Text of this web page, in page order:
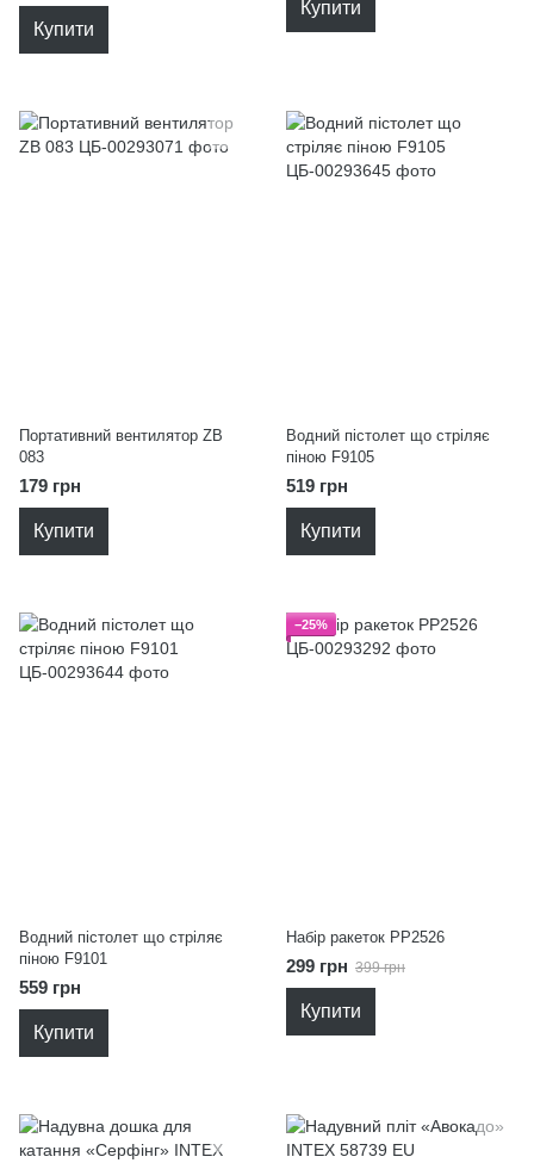
Купити
Купити
Портативний вентилятор ZB
083
179 грн
Купити
Водний пістолет що стріляє
піною F9105
519 грн
Купити
Водний пістолет що стріляє
піною F9101
559 грн
Купити
−25%
Набір ракеток PP2526
299 грн 399 грн
Купити